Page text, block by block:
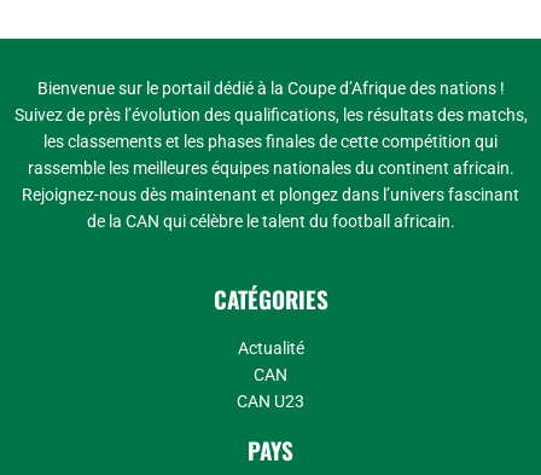
Bienvenue sur le portail dédié à la Coupe d’Afrique des nations !
Suivez de près l’évolution des qualifications, les résultats des matchs,
les classements et les phases finales de cette compétition qui
rassemble les meilleures équipes nationales du continent africain.
Rejoignez-nous dès maintenant et plongez dans l’univers fascinant
de la CAN qui célèbre le talent du football africain.
CATÉGORIES
Actualité
CAN
CAN U23
PAYS